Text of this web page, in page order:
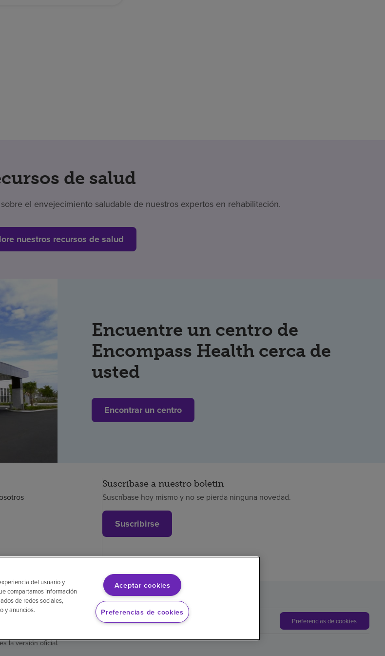
de salud
el envejecimiento saludable de nuestros expertos en rehabilitación.
nuestros recursos de salud
Encuentre un centro de
Encompass Health cerca de
usted
Encontrar un centro
Suscríbase a nuestro boletín
Suscríbase hoy mismo y no se pierda ninguna novedad.
Suscribirse
Cumplimiento de los proveedores
Preferencias de cookies
la versión oficial.
del usuario y
compartamos información
de redes sociales,
y anuncios.
Aceptar cookies
Preferencias de cookies